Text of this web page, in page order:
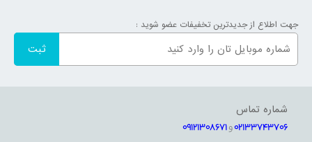
جهت اطلاع از جدیدترین تخفیفات عضو شوید :
شماره تماس
02133743706و09121308671